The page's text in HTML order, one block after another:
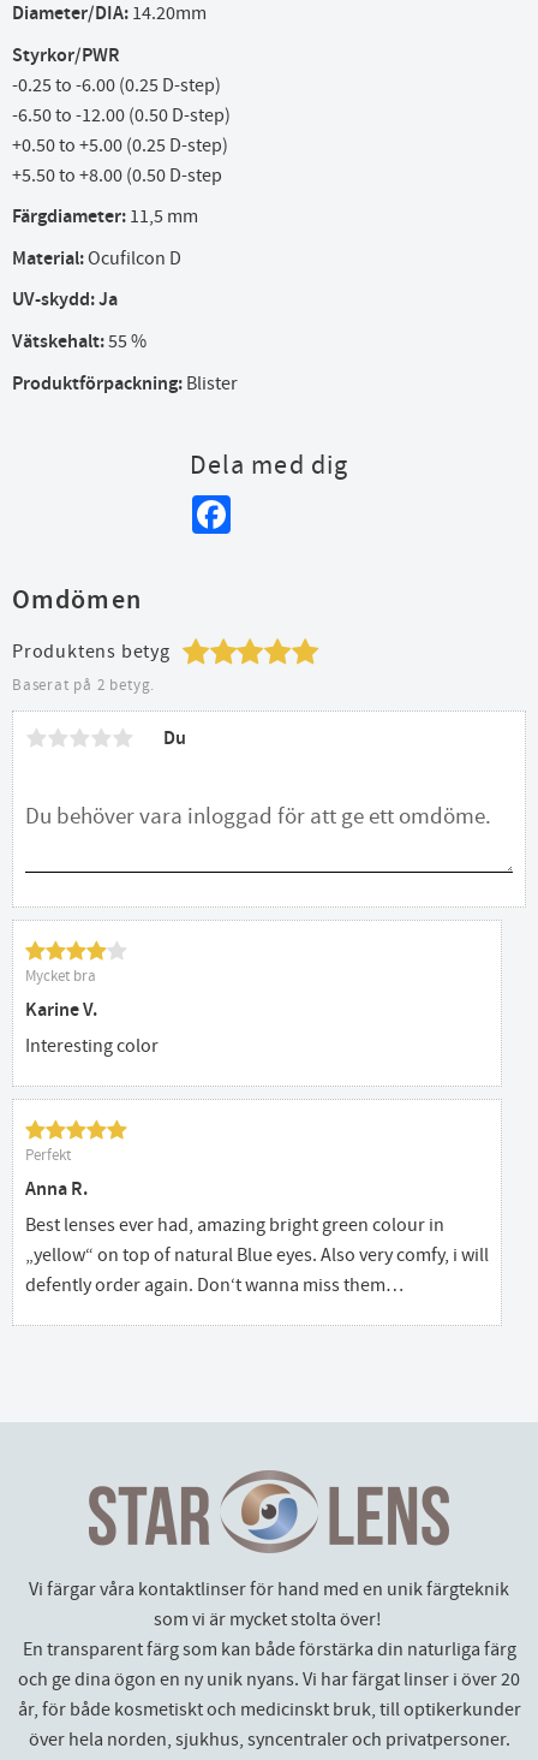
Diameter/DIA: 14.20mm
Styrkor/PWR
-0.25 to -6.00 (0.25 D-step)
-6.50 to -12.00 (0.50 D-step)
+0.50 to +5.00 (0.25 D-step)
+5.50 to +8.00 (0.50 D-step
Färgdiameter: 11,5 mm
Material:Ocufilcon D
UV-skydd:Ja
Vätskehalt:55 %
Produktförpackning: Blister
Dela med dig
Facebook
Omdömen
Produktens betyg
Baserat på 2 betyg.
Du
Mycket bra
Karine V.
Interesting color
Perfekt
Anna R.
Best lenses ever had, amazing bright green colour in
„yellow“ on top of natural Blue eyes. Also very comfy, i will
defently order again. Don‘t wanna miss them…
Vi färgar våra kontaktlinser för hand med en unik färgteknik
som vi är mycket stolta över!
En transparent färg som kan både förstärka din naturliga färg
och ge dina ögon en ny unik nyans. Vi har färgat linser i över 20
år, för både kosmetiskt och medicinskt bruk, till optikerkunder
över hela norden, sjukhus, syncentraler och privatpersoner.